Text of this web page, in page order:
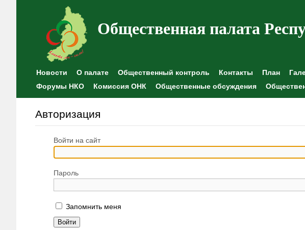
Общественная палата
Новости О палате Общественный контроль Контакты План
Форумы НКО
Комиссия ОНК Общественные обсуждения
Авторизация
Войти на сайт
Пароль
Запомнить меня